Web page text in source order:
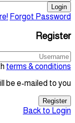
Login
Forgot Password?
Register
terms & conditions
be e-mailed to you
Register
Back to Login